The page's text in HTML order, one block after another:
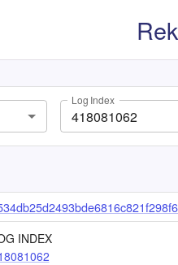
Log Index
INDEX